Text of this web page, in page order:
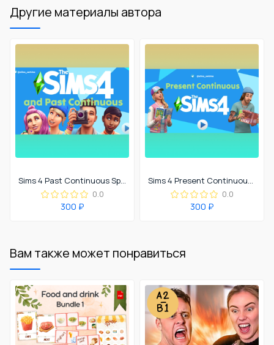
Другие материалы автора
Sims 4 Past Continuous Speaking Practice
0.0
300 ₽
Sims 4 Present Continuous Speaking Practice
0.0
300 ₽
Вам также может понравиться